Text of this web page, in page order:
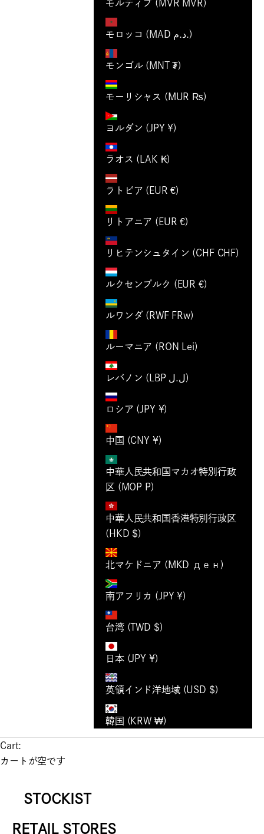
モルディブ (MVR MVR)
モロッコ (MAD د.م.)
モンゴル (MNT ₮)
モーリシャス (MUR ₨)
ヨルダン (JPY ¥)
ラオス (LAK ₭)
ラトビア (EUR €)
リトアニア (EUR €)
リヒテンシュタイン (CHF CHF)
ルクセンブルク (EUR €)
ルワンダ (RWF FRw)
ルーマニア (RON Lei)
レバノン (LBP ل.ل)
ロシア (JPY ¥)
中国 (CNY ¥)
中華人民共和国マカオ特別行政
区 (MOP P)
中華人民共和国香港特別行政区
(HKD $)
北マケドニア (MKD ден)
南アフリカ (JPY ¥)
台湾 (TWD $)
日本 (JPY ¥)
英領インド洋地域 (USD $)
韓国 (KRW ₩)
Cart:
カートが空です
STOCKIST
RETAIL STORES